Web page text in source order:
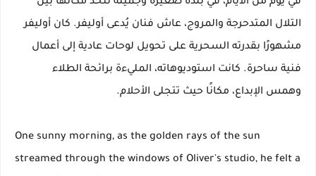
التلال المتدحرجة والمروج، عاش فنان يُدعى أوليفر. كان أوليفر
مشهورًا بقدرته السحرية على تحويل لوحات عادية إلى أعمال
فنية ساحرة. كانت استوديوهاته، المليءة برائحة الطلاء
وهمس الإبداع، مكانًا حيث تتجلى الأحلام.
One sunny morning, as the golden rays of the sun
streamed through the windows of Oliver's studio, he felt a